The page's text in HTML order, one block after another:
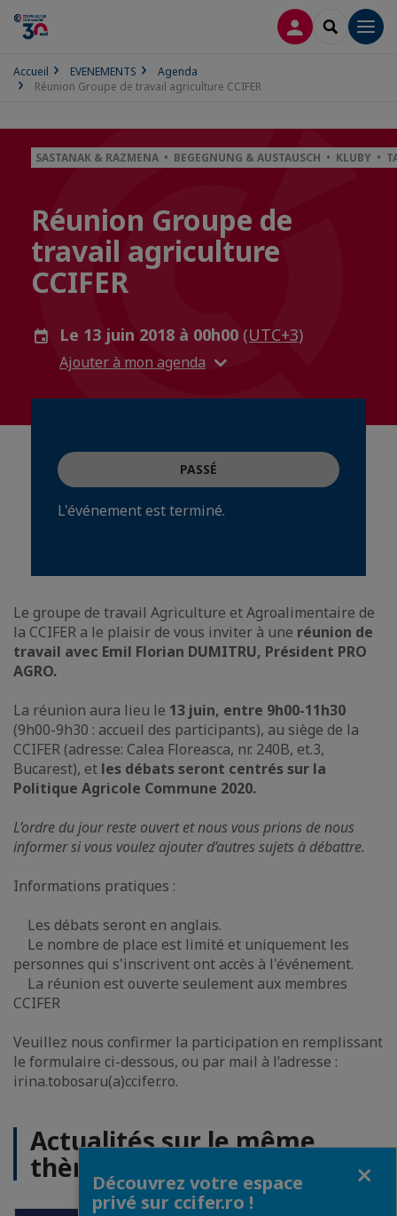
CONNEXION
Accueil EVENEMENTS
Agenda
Réunion Groupe de travail agriculture CCIFER
SASTANAK & RAZMENA • BEGEGNUNG & AUSTAUSCH •
Réunion Groupe de
travail agriculture
CCIFER
Le 13 juin 2018 à 00h00 (UTC+3)
Ajouter à mon agenda
PASSÉ
L'événement est terminé.
Le groupe de travail Agriculture et Agroalimentaire de
la CCIFER a le plaisir de vous inviter à une réunion de
travail avec Emil Florian DUMITRU, Président PRO
AGRO.
La réunion aura lieu le 13 juin, entre 9h00-11h30
(9h00-9h30 : accueil des participants), au siège de la
CCIFER (adresse: Calea Floreasca, nr. 240B, et.3,
Bucarest), et les débats seront centrés sur la
Politique Agricole Commune 2020.
L’ordre du jour reste ouvert et nous vous prions de nous
informer si vous voulez ajouter d’autres sujets à débattre.
Informations pratiques :
Les débats seront en anglais.
Le nombre de place est limité et uniquement les
personnes qui s'inscrivent ont accès à l'événement.
La réunion est ouverte seulement aux membres
CCIFER
Veuillez nous confirmer la participation en remplissant
le formulaire ci-dessous, ou par mail à l’adresse :
irina.tobosaru(a)ccifer.ro.
Actualités sur le même
thèmeDécouvrez votre espace
privé sur ccifer.ro !